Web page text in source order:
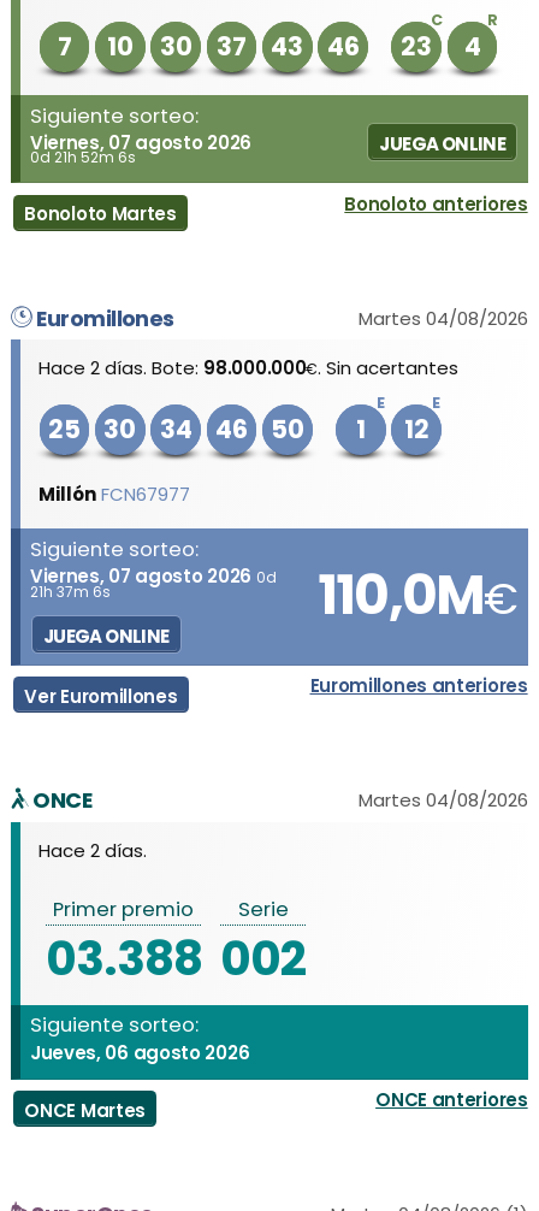
7 10 30 37 43 46
C
23
R
4
Siguiente sorteo:
Viernes, 07 agosto 2026
0d 21h 52m 6s
JUEGA ONLINE
Bonoloto Martes Bonoloto anteriores
Euromillones
Martes 04/08/2026
Hace 2 días. Bote: 98.000.000€. Sin acertantes
25 30 34 46 50
E
1
E
12
Millón FCN67977
Siguiente sorteo:
Viernes, 07 agosto 2026 0d
21h 37m 6s
JUEGA ONLINE
110,0M€
Ver Euromillones Euromillones anteriores
ONCE
Martes 04/08/2026
Hace 2 días.
Primer premio
03.388
Serie
002
Siguiente sorteo:
Jueves, 06 agosto 2026
ONCE Martes ONCE anteriores